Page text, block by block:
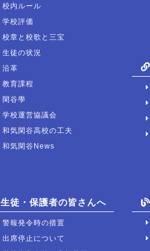
校内ルール
学校評価
校章と校歌と三宝
生徒の状況
沿革
教育課程
閑谷學
学校運営協議会
和気閑谷高校の工夫
和気閑谷News
生徒・保護者の皆さんへ
警報発令時の措置
出席停止について